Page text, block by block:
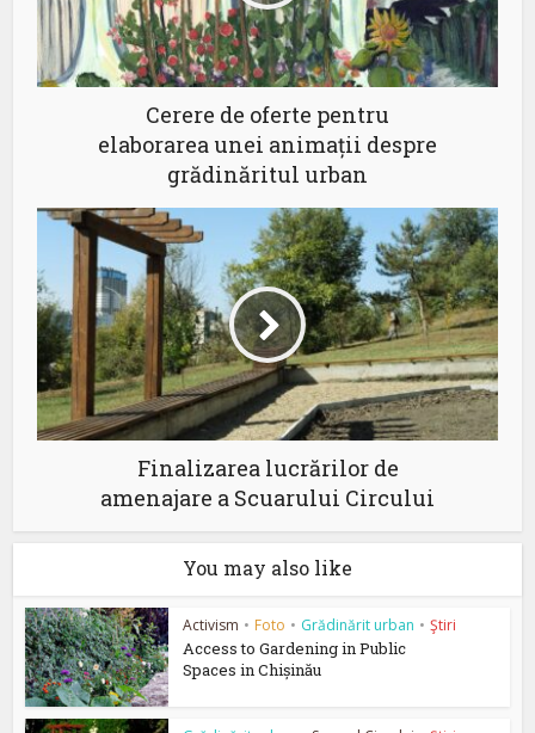
Cerere de oferte pentru
elaborarea unei animații despre
grădinăritul urban
Finalizarea lucrărilor de
amenajare a Scuarului Circului
You may also like
Activism • Foto • Grădinărit urban • Ştiri
Access to Gardening in Public
Spaces in Chișinău